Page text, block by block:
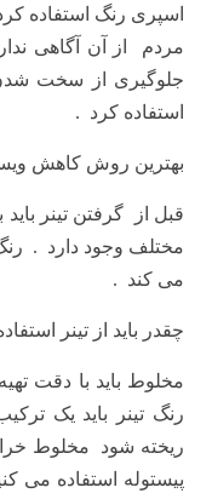
اسپری رنگ استفاده
مردم از آن آگاهی
جلوگیری از سخت
استفاده کرد .
بهترین روش کاهش
قبل از گرفتن تینر
مختلف وجود دارد . رنگ
می کند .
چقدر باید از تینر
رنگ تینر باید یک
ریخته شود مخلوط
پیستوله استفاده می